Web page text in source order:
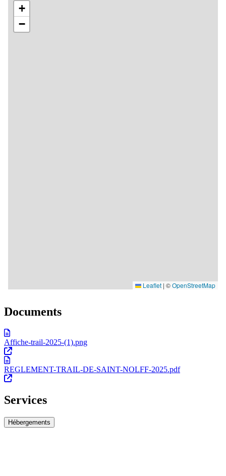
Documents
Affiche-trail-2025-(1).png
REGLEMENT-TRAIL-DE-SAINT-NOLFF-2025.pdf
Services
Hébergements